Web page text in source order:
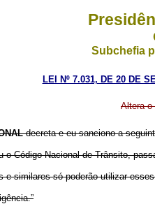
Subchefia
LEI Nº 7.031, DE 20 DE
Altera o
decreta e eu sanciono a
Código Nacional de Trânsito,
similares só poderão utilizar